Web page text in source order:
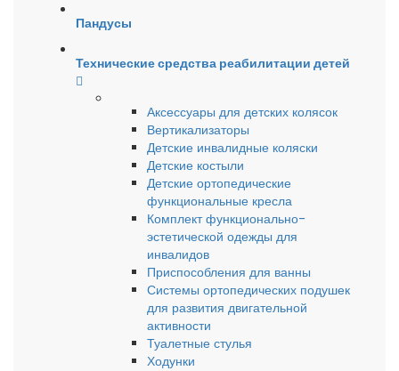
Пандусы
Технические средства реабилитации детей
Аксессуары для детских колясок
Вертикализаторы
Детские инвалидные коляски
Детские костыли
Детские ортопедические
функциональные кресла
Комплект функционально-
эстетической одежды для
инвалидов
Приспособления для ванны
Системы ортопедических подушек
для развития двигательной
активности
Туалетные стулья
Ходунки